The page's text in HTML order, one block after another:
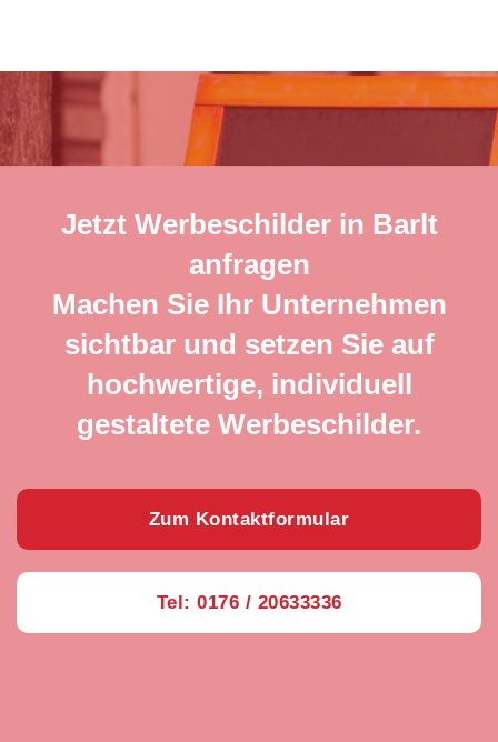
Jetzt Werbeschilder in Barlt
anfragen
Machen Sie Ihr Unternehmen
sichtbar und setzen Sie auf
hochwertige, individuell
gestaltete Werbeschilder.
Zum Kontaktformular
Tel: 0176 / 20633336